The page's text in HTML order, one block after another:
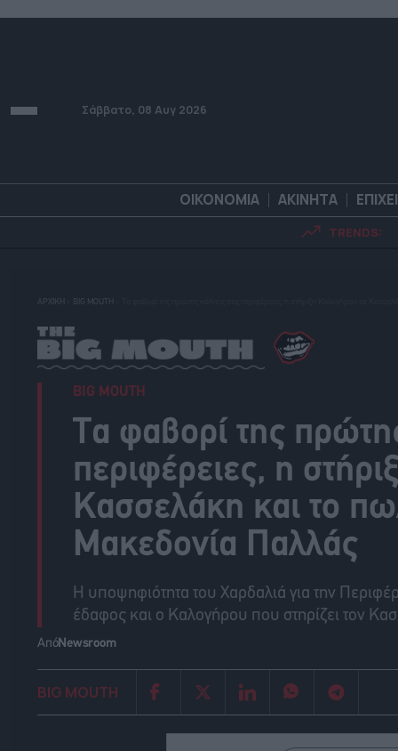
Σάββατο, 08 Αυγ 2026
ΟΙΚΟΝΟΜΙΑ ΑΚΙΝΗΤΑ
TRENDS:
ΑΡΧΙΚΗ BIG MOUTH
BIG MOUTH
Τα φαβορί της
περιφέρειες, η
Κασσελάκη και το
Μακεδονία Παλλάς
Η υποψηφιότητα του Χαρδαλιά για την
έδαφος και ο Καλογήρου που στηρίζει τον
ΑπόNewsroom
BIG MOUTH